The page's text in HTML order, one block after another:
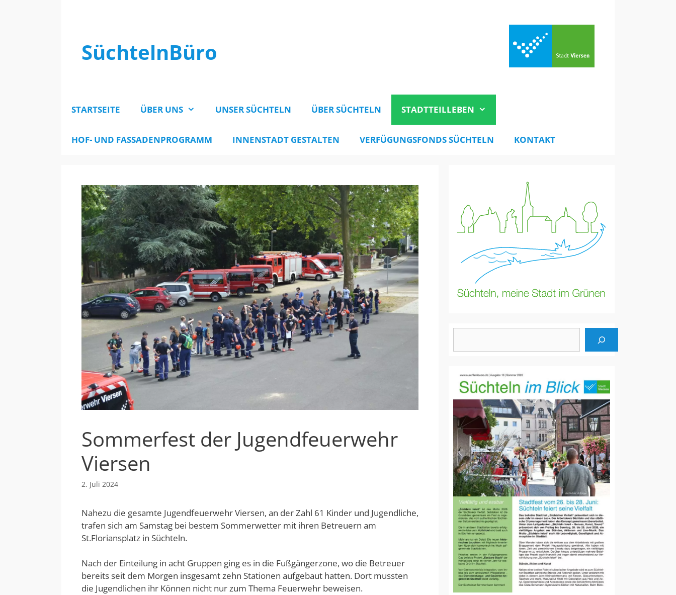
SüchtelnBüro
STARTSEITE ÜBER UNS UNSER SÜCHTELN ÜBER SÜCHTELN STADTTEILLEBEN
HOF- UND FASSADENPROGRAMM INNENSTADT GESTALTEN VERFÜGUNGSFONDS SÜCHTELN KONTAKT
Sommerfest der Jugendfeuerwehr
Viersen
2. Juli 2024
Nahezu die gesamte Jugendfeuerwehr Viersen, an der Zahl 61 Kinder und Jugendliche,
trafen sich am Samstag bei bestem Sommerwetter mit ihren Betreuern am
St.Floriansplatz in Süchteln.
Nach der Einteilung in acht Gruppen ging es in die Fußgängerzone, wo die Betreuer
bereits seit dem Morgen insgesamt zehn Stationen aufgebaut hatten. Dort mussten
die Jugendlichen ihr Können nicht nur zum Thema Feuerwehr beweisen.